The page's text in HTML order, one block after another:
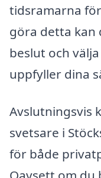
tidsramarna
göra detta
beslut och
uppfyller dina
Avslutningsvis
svetsare i
för både